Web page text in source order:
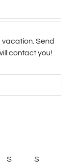
Send
contact you!
S
S